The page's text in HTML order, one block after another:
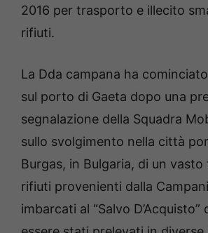
2016 per trasporto e illecito
rifiuti.
La Dda campana ha
sul porto di Gaeta dopo una
segnalazione della Squadra
sullo svolgimento nella città
Burgas, in Bulgaria, di un
rifiuti provenienti dalla
imbarcati al “Salvo D’Acquisto”